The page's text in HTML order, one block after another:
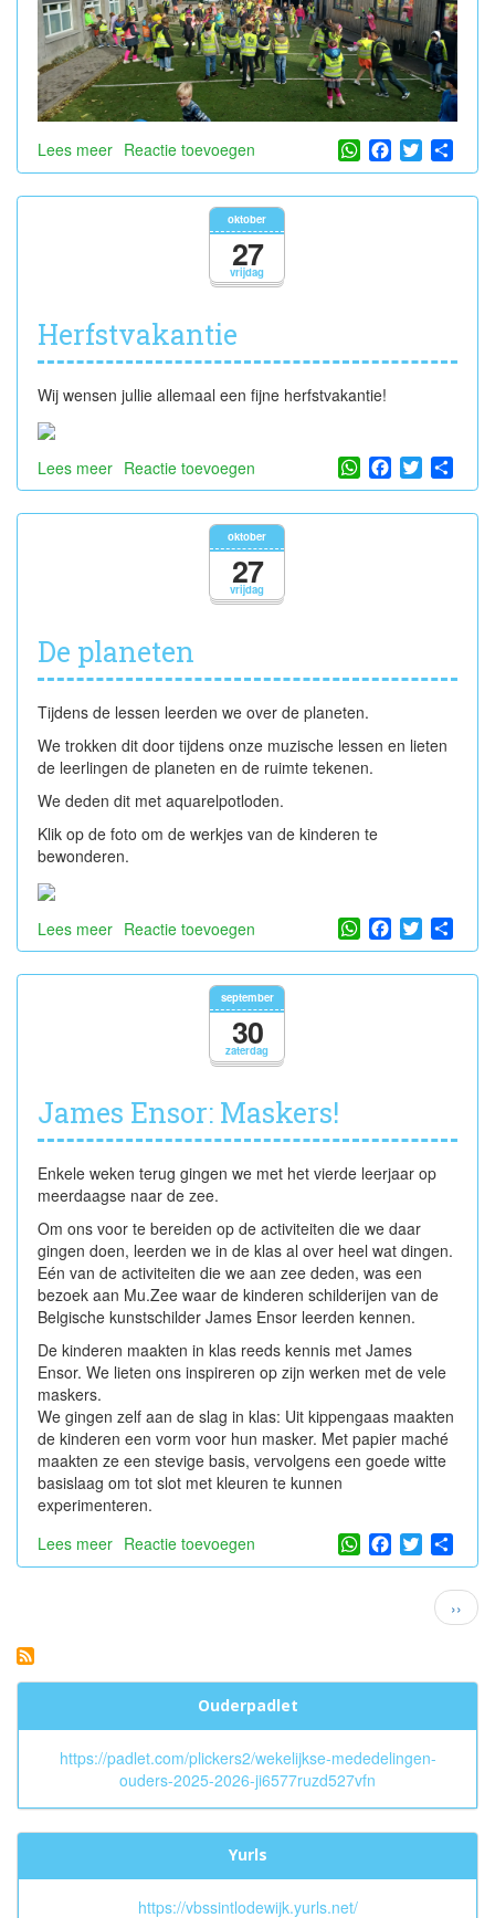
Lees meer over
FLUOWEEK
Reactie toevoegen WhatsApp
Facebook
Twitter
vrijdag
oktober
27
Herfstvakantie
Wij wensen jullie allemaal een fijne herfstvakantie!
Lees meer over
Herfstvakantie
Reactie toevoegen WhatsApp
Facebook
Twitter
vrijdag
oktober
27
De planeten
Tijdens de lessen leerden we over de planeten.
We trokken dit door tijdens onze muzische lessen en lieten
de leerlingen de planeten en de ruimte tekenen.
We deden dit met aquarelpotloden.
Klik op de foto om de werkjes van de kinderen te
bewonderen.
Lees meer over
De
planeten
Reactie toevoegen WhatsApp
Facebook
Twitter
zaterdag
september
30
James Ensor: Maskers!
Enkele weken terug gingen we met het vierde leerjaar op
meerdaagse naar de zee.
Om ons voor te bereiden op de activiteiten die we daar
gingen doen, leerden we in de klas al over heel wat dingen.
Eén van de activiteiten die we aan zee deden, was een
bezoek aan Mu.Zee waar de kinderen schilderijen van de
Belgische kunstschilder James Ensor leerden kennen.
De kinderen maakten in klas reeds kennis met James
Ensor. We lieten ons inspireren op zijn werken met de vele
maskers.
We gingen zelf aan de slag in klas: Uit kippengaas maakten
de kinderen een vorm voor hun masker. Met papier maché
maakten ze een stevige basis, vervolgens een goede witte
basislaag om tot slot met kleuren te kunnen
experimenteren.
Lees meer over
James
Reactie toevoegen WhatsApp
Facebook
Twitter
››
Ouderpadlet
https://padlet.com/plickers2/wekelijkse-mededelingen-
ouders-2025-2026-ji6577ruzd527vfn
Yurls
https://vbssintlodewijk.yurls.net/